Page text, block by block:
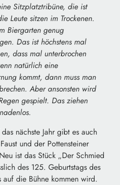
Sitzplatztribüne, die ist
Leute sitzen im Trockenen.
Biergarten genug
Das ist höchstens mal
dass mal unterbrochen
natürlich eine
kommt, dann muss man
Aber ansonsten wird
gespielt. Das ziehen
nächste Jahr gibt es auch
und der Pottensteiner
ist das Stück „Der Schmied
des 125. Geburtstags des
auf die Bühne kommen wird.